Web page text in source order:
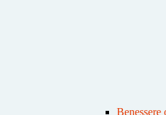
Benessere